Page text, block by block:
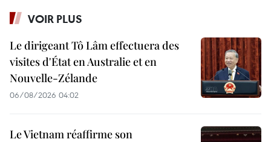
VOIR PLUS
Le dirigeant Tô Lâm effectuera des
visites d'État en Australie et en
Nouvelle-Zélande
06/08/2026 04:02
Le Vietnam réaffirme son